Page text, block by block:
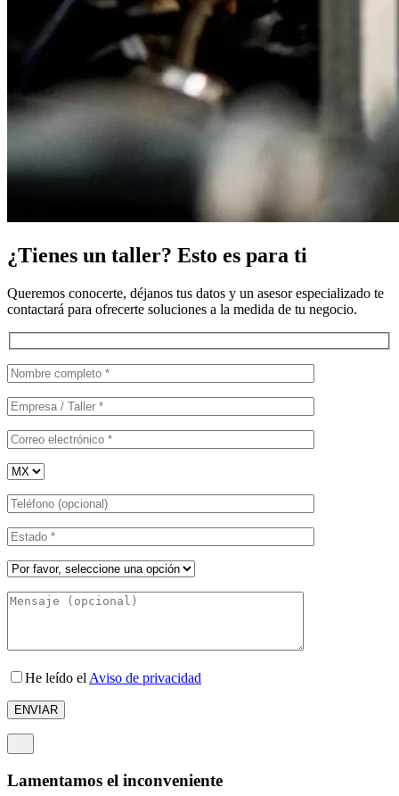
¿Tienes un taller? Esto es para ti
Queremos conocerte, déjanos tus datos y un asesor especializado te
contactará para ofrecerte soluciones a la medida de tu negocio.
He leído el Aviso de privacidad
Lamentamos el inconveniente